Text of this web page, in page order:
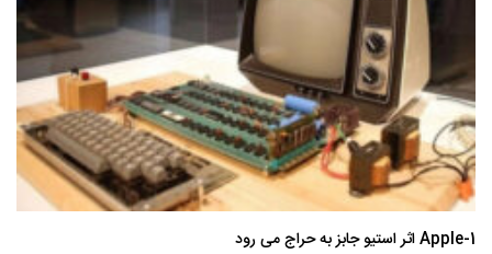
Apple-1 اثر استیو جابز به حراج می رود